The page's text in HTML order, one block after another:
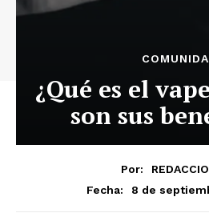
¿Qué es el
son sus
Por:
Fecha:
8 de